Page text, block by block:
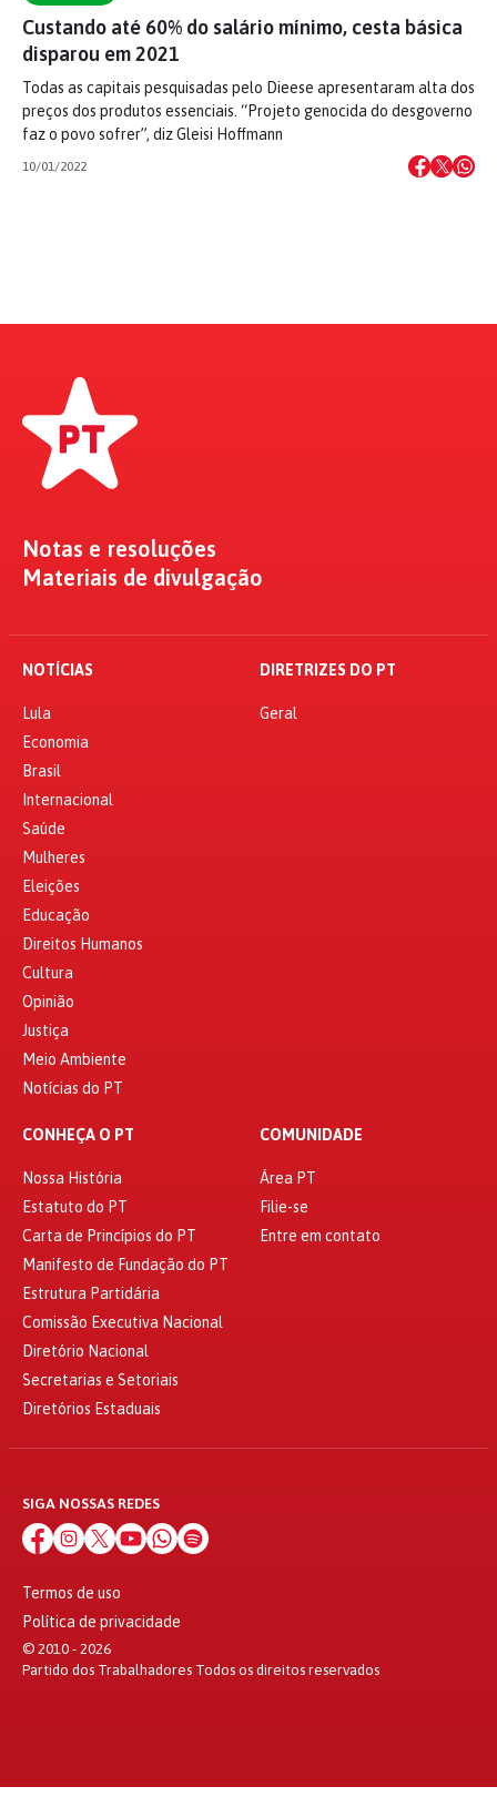
Custando até 60% do salário mínimo, cesta básica
disparou em 2021
Todas as capitais pesquisadas pelo Dieese apresentaram alta dos
preços dos produtos essenciais. “Projeto genocida do desgoverno
faz o povo sofrer”, diz Gleisi Hoffmann
10/01/2022
Notas e resoluções
Materiais de divulgação
NOTÍCIAS
Lula
Economia
Brasil
Internacional
Saúde
Mulheres
Eleições
Educação
Direitos Humanos
Cultura
Opinião
Justiça
Meio Ambiente
Notícias do PT
DIRETRIZES DO PT
Geral
CONHEÇA O PT
Nossa História
Estatuto do PT
Carta de Princípios do PT
Manifesto de Fundação do PT
Estrutura Partidária
Comissão Executiva Nacional
Diretório Nacional
Secretarias e Setoriais
Diretórios Estaduais
COMUNIDADE
Área PT
Filie-se
Entre em contato
SIGA NOSSAS REDES
Termos de uso
Política de privacidade
© 2010 - 2026
Partido dos Trabalhadores Todos os direitos reservados